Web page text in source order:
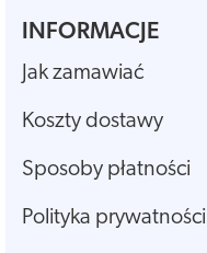
INFORMACJE
Jak zamawiać
Koszty dostawy
Sposoby płatności
Polityka prywatności